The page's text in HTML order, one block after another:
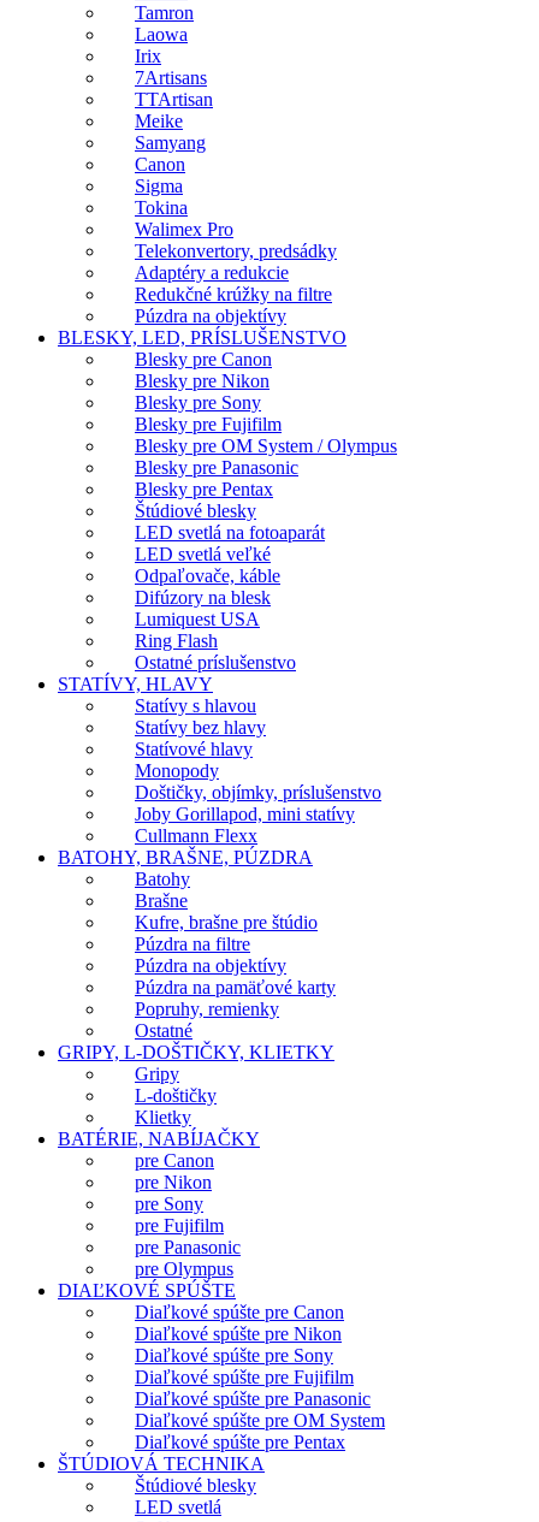
Tamron
Laowa
Irix
7Artisans
TTArtisan
Meike
Samyang
Canon
Sigma
Tokina
Walimex Pro
Telekonvertory, predsádky
Adaptéry a redukcie
Redukčné krúžky na filtre
Púzdra na objektívy
BLESKY, LED, PRÍSLUŠENSTVO
Blesky pre Canon
Blesky pre Nikon
Blesky pre Sony
Blesky pre Fujifilm
Blesky pre OM System / Olympus
Blesky pre Panasonic
Blesky pre Pentax
Štúdiové blesky
LED svetlá na fotoaparát
LED svetlá veľké
Odpaľovače, káble
Difúzory na blesk
Lumiquest USA
Ring Flash
Ostatné príslušenstvo
STATÍVY, HLAVY
Statívy s hlavou
Statívy bez hlavy
Statívové hlavy
Monopody
Doštičky, objímky, príslušenstvo
Joby Gorillapod, mini statívy
Cullmann Flexx
BATOHY, BRAŠNE, PÚZDRA
Batohy
Brašne
Kufre, brašne pre štúdio
Púzdra na filtre
Púzdra na objektívy
Púzdra na pamäťové karty
Popruhy, remienky
Ostatné
GRIPY, L-DOŠTIČKY, KLIETKY
Gripy
L-doštičky
Klietky
BATÉRIE, NABÍJAČKY
pre Canon
pre Nikon
pre Sony
pre Fujifilm
pre Panasonic
pre Olympus
DIAĽKOVÉ SPÚŠTE
Diaľkové spúšte pre Canon
Diaľkové spúšte pre Nikon
Diaľkové spúšte pre Sony
Diaľkové spúšte pre Fujifilm
Diaľkové spúšte pre Panasonic
Diaľkové spúšte pre OM System
Diaľkové spúšte pre Pentax
ŠTÚDIOVÁ TECHNIKA
Štúdiové blesky
LED svetlá